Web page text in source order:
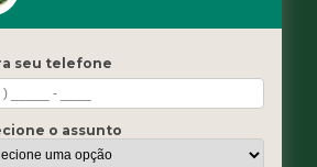
Home
Quem somos
seu telefone
o assunto